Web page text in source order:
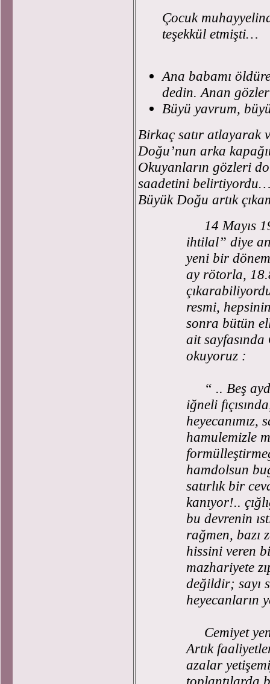
Çocuk
teşekkül etmişti…
Ana babamı
dedin. Anan
Büyü yavrum,
Birkaç satır atlayarak
Doğu’nun arka
Okuyanların gözleri
saadetini
Büyük Doğu artık
14 Mayıs
ihtilal” diye
yeni bir
ay rötorla,
resmi,
sonra bütün
ait
okuyoruz :
“ .. Beş
iğneli
heyecanımız,
hamulemizle
hamdolsun
satırlık bir
kanıyor!..
bu devrenin
rağmen, bazı
hissini veren
mazhariyete
değildir; sayı
heyecanların
Cemiyet
Artık
azalar